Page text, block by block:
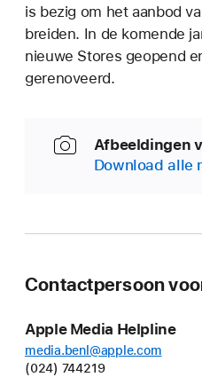
is bezig om het aanbod
breiden. In de komende
nieuwe Stores geopend
gerenoveerd.
Afbeeldingen
Download alle
Contactpersoon
Apple Media Helpline
media.benl@apple.com
(024) 744219